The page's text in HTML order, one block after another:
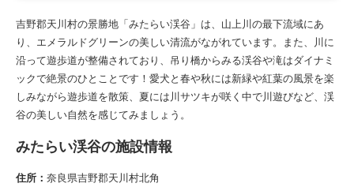
吉野郡天川村の景勝地「みたらい渓谷」は、山上川の最下流域にあ
り、エメラルドグリーンの美しい清流がながれています。また、川に
沿って遊歩道が整備されており、吊り橋からみる渓谷や滝はダイナミ
ックで絶景のひとことです！愛犬と春や秋には新緑や紅葉の風景を楽
しみながら遊歩道を散策、夏には川サツキが咲く中で川遊びなど、渓
谷の美しい自然を感じてみましょう。
みたらい渓谷の施設情報
住所： 奈良県吉野郡天川村北角